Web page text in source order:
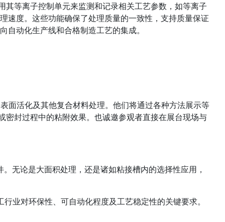
等离子控制单元来监测和记录相关工艺参数，如等离子
速度。这些功能确保了处理质量的一致性，支持质量保证
自动化生产线和合格制造工艺的集成。
面活化及其他复合材料处理。他们将通过各种方法展示等
封过程中的粘附效果。也诚邀参观者直接在展台现场与
无论是大面积处理，还是诸如粘接槽内的选择性应用，
业对环保性、可自动化程度及工艺稳定性的关键要求。